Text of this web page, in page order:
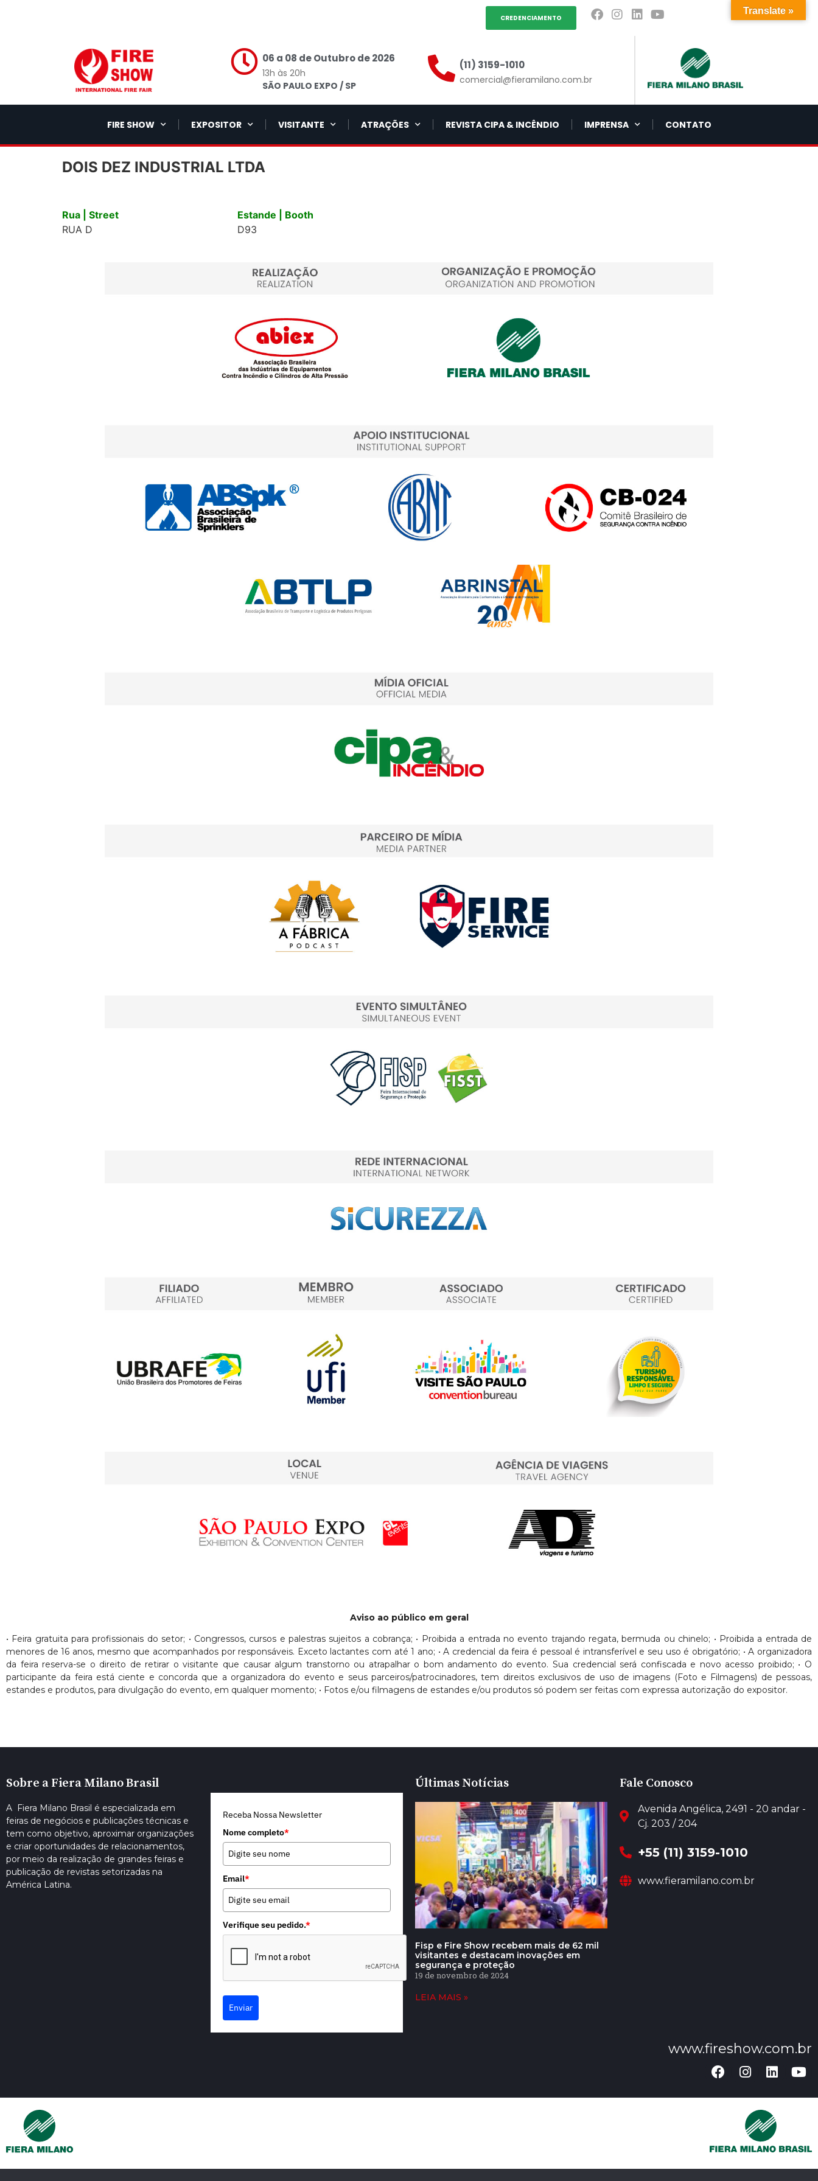
CREDENCIAMENTO
06 a 08 de Outubro de 2026
13h às 20h
SÃO PAULO EXPO / SP
(11) 3159-1010
comercial@fieramilano.com.br
FIRE SHOW EXPOSITOR VISITANTE ATRAÇÕES REVISTA CIPA & INCÊNDIO IMPRENSA CONTATO
DOIS DEZ INDUSTRIAL LTDA
Rua | Street
RUA D
Estande | Booth
D93
Aviso ao público em geral
• Feira gratuita para profissionais do setor; • Congressos, cursos e palestras sujeitos a cobrança; • Proibida a entrada no evento trajando regata, bermuda ou chinelo; • Proibida a entrada de
menores de 16 anos, mesmo que acompanhados por responsáveis. Exceto lactantes com até 1 ano; • A credencial da feira é pessoal é intransferível e seu uso é obrigatório; • A organizadora
da feira reserva-se o direito de retirar o visitante que causar algum transtorno ou atrapalhar o bom andamento do evento. Sua credencial será confiscada e novo acesso proibido; • O
participante da feira está ciente e concorda que a organizadora do evento e seus parceiros/patrocinadores, tem direitos exclusivos de uso de imagens (Foto e Filmagens) de pessoas,
estandes e produtos, para divulgação do evento, em qualquer momento; • Fotos e/ou filmagens de estandes e/ou produtos só podem ser feitas com expressa autorização do expositor.
Sobre a Fiera Milano Brasil
A Fiera Milano Brasil é especializada em
feiras de negócios e publicações técnicas e
tem como objetivo, aproximar organizações
e criar oportunidades de relacionamentos,
por meio da realização de grandes feiras e
publicação de revistas setorizadas na
América Latina.
Receba Nossa Newsletter
Nome completo*
Email*
Verifique seu pedido.*
Enviar
Últimas Notícias
Fisp e Fire Show recebem mais de 62 mil
visitantes e destacam inovações em
segurança e proteção
19 de novembro de 2024
LEIA MAIS »
Fale Conosco
Avenida Angélica, 2491 - 20 andar -
Cj. 203 / 204
+55 (11) 3159-1010
www.fieramilano.com.br
www.fireshow.com.br
Translate »